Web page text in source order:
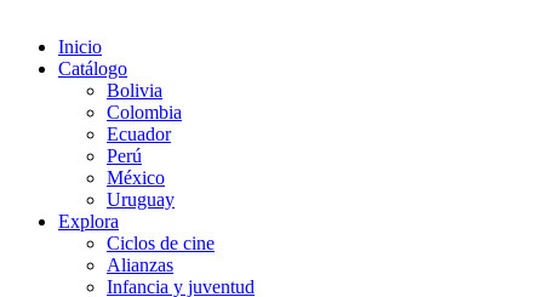
Inicio
Catálogo
Bolivia
Colombia
Ecuador
Perú
México
Uruguay
Explora
Ciclos de cine
Alianzas
Infancia y juventud